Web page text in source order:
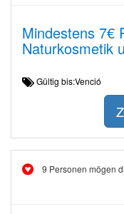
Mindestens 7€
Naturkosmetik
Gültig bis:Venció
9 Personen mögen